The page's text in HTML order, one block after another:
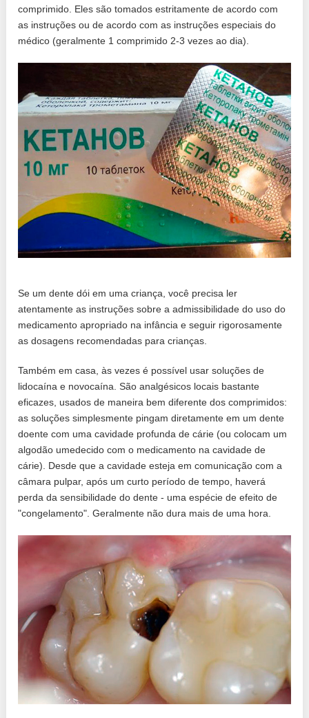
comprimido. Eles são tomados estritamente de acordo com
as instruções ou de acordo com as instruções especiais do
médico (geralmente 1 comprimido 2-3 vezes ao dia).
Se um dente dói em uma criança, você precisa ler
atentamente as instruções sobre a admissibilidade do uso do
medicamento apropriado na infância e seguir rigorosamente
as dosagens recomendadas para crianças.
Também em casa, às vezes é possível usar soluções de
lidocaína e novocaína. São analgésicos locais bastante
eficazes, usados ​​de maneira bem diferente dos comprimidos:
as soluções simplesmente pingam diretamente em um dente
doente com uma cavidade profunda de cárie (ou colocam um
algodão umedecido com o medicamento na cavidade de
cárie). Desde que a cavidade esteja em comunicação com a
câmara pulpar, após um curto período de tempo, haverá
perda da sensibilidade do dente - uma espécie de efeito de
"congelamento". Geralmente não dura mais de uma hora.